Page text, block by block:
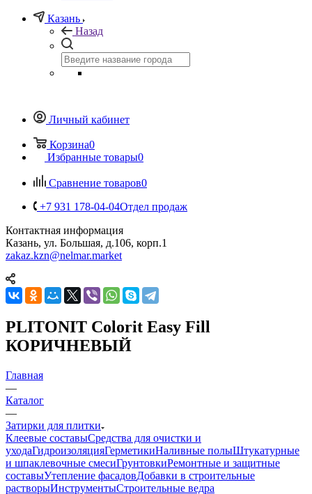
Казань
Назад
Личный кабинет
Корзина0
Избранные товары0
Сравнение товаров0
+7 931 178-04-04Отдел продаж
Контактная информация
Казань, ул. Большая, д.106, корп.1
zakaz.kzn@nelmar.market
PLITONIT Colorit Easy Fill
КОРИЧНЕВЫЙ
Главная
—
Каталог
—
Затирки для плитки
Клеевые составыСредства для очистки и
уходаГидроизоляцияГерметикиНаливные полыШтукатурные
и шпаклевочные смесиГрунтовкиРемонтные и защитные
составыУтепление фасадовДобавки в строительные
растворыИнструментыСтроительные ведра